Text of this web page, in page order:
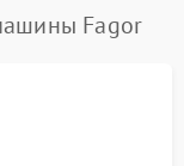
Подробнее →
Fagor